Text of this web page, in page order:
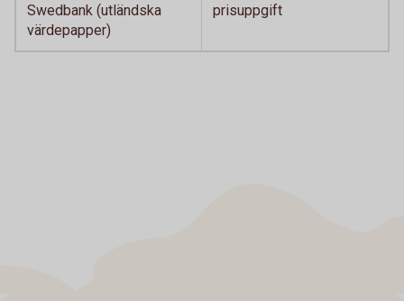
Swedbank (utländska
värdepapper)
prisuppgift